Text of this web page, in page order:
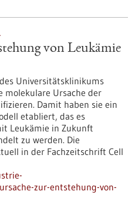
von Leukämie
Universitätsklinikums
molekulare Ursache der
Damit haben sie ein
etabliert, das es
Leukämie in Zukunft
zu werden. Die
in der Fachzeitschrift Cell
zur-entstehung-von-